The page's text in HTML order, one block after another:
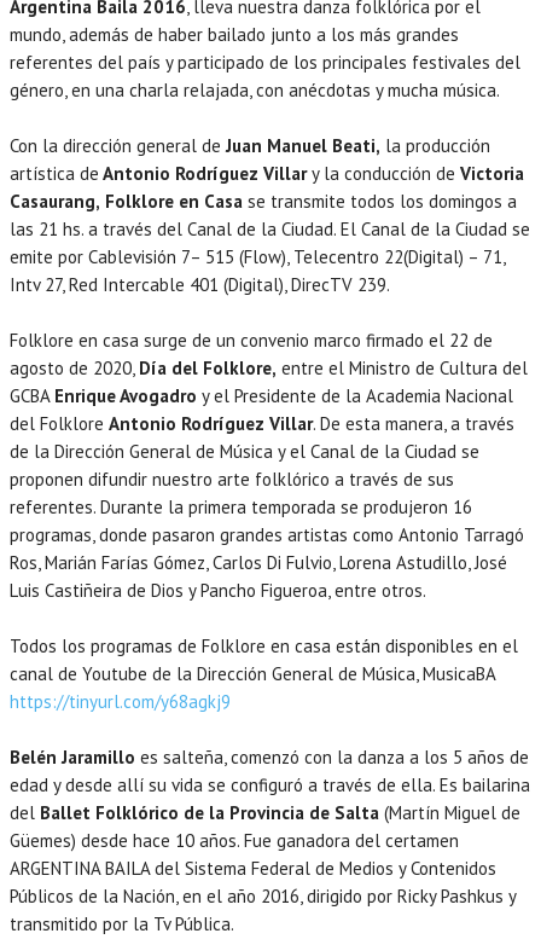
Argentina Baila 2016, lleva nuestra danza folklórica por el
mundo, además de haber bailado junto a los más grandes
referentes del país y participado de los principales festivales del
género, en una charla relajada, con anécdotas y mucha música.
Con la dirección general de Juan Manuel Beati, la producción
artística de Antonio Rodríguez Villary la conducción de Victoria
Casaurang, Folklore en Casa se transmite todos los domingos a
las 21 hs. a través del Canal de la Ciudad. El Canal de la Ciudad se
emite por Cablevisión 7– 515 (Flow), Telecentro 22(Digital) – 71,
Intv 27, Red Intercable 401 (Digital), DirecTV 239.
Folklore en casa surge de un convenio marco firmado el 22 de
agosto de 2020, Día del Folklore, entre el Ministro de Cultura del
GCBA Enrique Avogadro y el Presidente de la Academia Nacional
del Folklore Antonio Rodríguez Villar. De esta manera, a través
de la Dirección General de Música y el Canal de la Ciudad se
proponen difundir nuestro arte folklórico a través de sus
referentes. Durante la primera temporada se produjeron 16
programas, donde pasaron grandes artistas como Antonio Tarragó
Ros, Marián Farías Gómez, Carlos Di Fulvio, Lorena Astudillo, José
Luis Castiñeira de Dios y Pancho Figueroa, entre otros.
Todos los programas de Folklore en casa están disponibles en el
canal de Youtube de la Dirección General de Música, MusicaBA
https://tinyurl.com/y68agkj9
Belén Jaramillo es salteña, comenzó con la danza a los 5 años de
edad y desde allí su vida se configuró a través de ella. Es bailarina
del Ballet Folklórico de la Provincia de Salta (Martín Miguel de
Güemes) desde hace 10 años. Fue ganadora del certamen
ARGENTINA BAILA del Sistema Federal de Medios y Contenidos
Públicos de la Nación, en el año 2016, dirigido por Ricky Pashkus y
transmitido por la Tv Pública.